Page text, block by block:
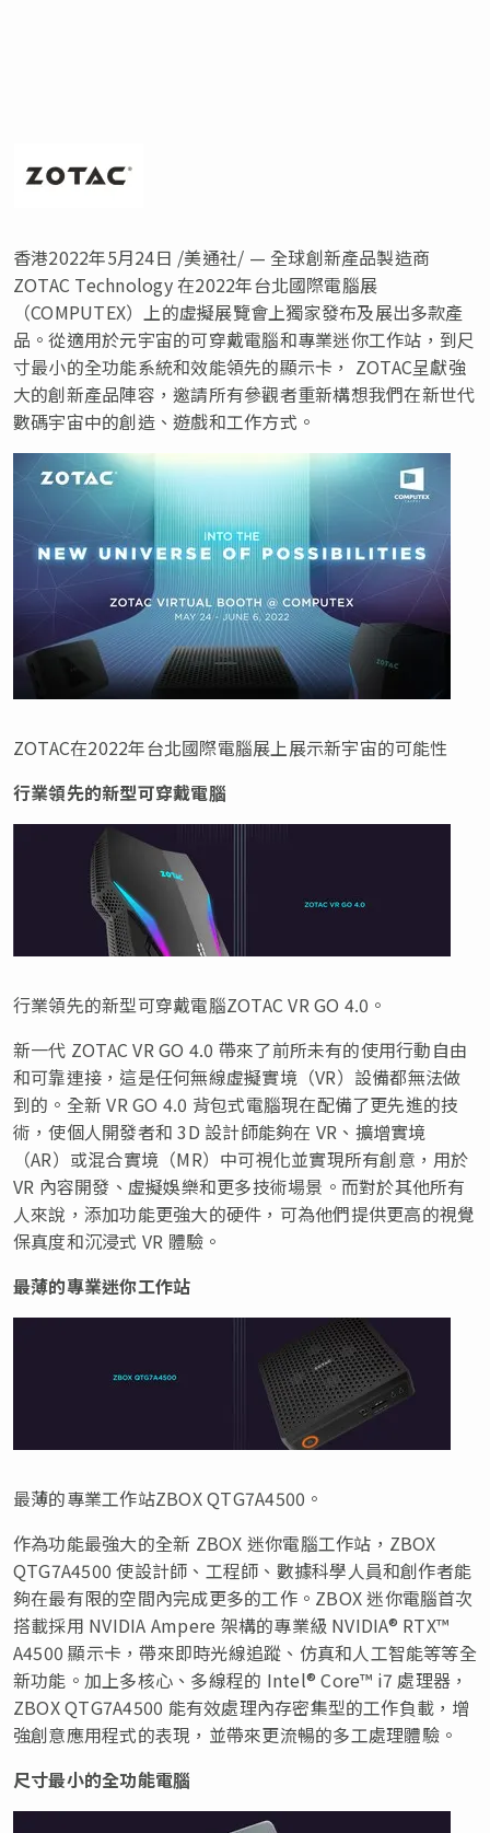
香港2022年5月24日 /美通社/ — 全球創新產品製造商
ZOTAC Technology 在2022年台北國際電腦展
（COMPUTEX）上的虛擬展覽會上獨家發布及展出多款產
品。從適用於元宇宙的可穿戴電腦和專業迷你工作站，到尺
寸最小的全功能系統和效能領先的顯示卡， ZOTAC呈獻強
大的創新產品陣容 ，邀請所有參觀者重新構想我們在新世代
數碼宇宙中的創造、遊戲和工作方式。
ZOTAC在2022年台北國際電腦展上展示新宇宙的可能性
行業領先的新型可穿戴電腦
行業領先的新型可穿戴電腦ZOTAC VR GO 4.0。
新一代 ZOTAC VR GO 4.0 帶來了前所未有的使用行動自由
和可靠連接，這是任何無線虛擬實境（VR）設備都無法做
到的。全新 VR GO 4.0 背包式電腦現在配備了更先進的技
術，使個人開發者和 3D 設計師能夠在 VR、擴增實境
（AR）或混合實境（MR）中可視化並實現所有創意，用於
VR 內容開發、虛擬娛樂和更多技術場景。而對於其他所有
人來說，添加功能更強大的硬件，可為他們提供更高的視覺
保真度和沉浸式 VR 體驗。
最薄的專業迷你工作站
最薄的專業工作站ZBOX QTG7A4500。
作為功能最強大的全新 ZBOX 迷你電腦工作站，ZBOX
QTG7A4500 使設計師、工程師、數據科學人員和創作者能
夠在最有限的空間內完成更多的工作。ZBOX 迷你電腦首次
搭載採用 NVIDIA Ampere 架構的專業級 NVIDIA® RTX™
A4500 顯示卡，帶來即時光線追蹤、仿真和人工智能等等全
新功能。加上多核心、多線程的 Intel® Core™ i7 處理器，
ZBOX QTG7A4500 能有效處理內存密集型的工作負載，增
強創意應用程式的表現，並帶來更流暢的多工處理體驗。
尺寸最小的全功能電腦